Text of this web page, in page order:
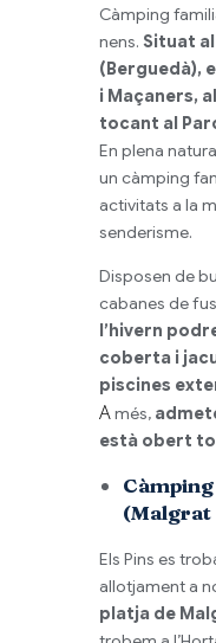
Càmping
nens. Situat
(Berguedà),
i Maçaners,
tocant al
En plena
un càmping
activitats a la
senderisme.
Disposen de
cabanes de
l’hivern
coberta i
piscines
Amés,
està obert
(Malgrat
Els Pins es
allotjament a
platja de